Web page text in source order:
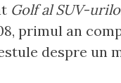
Golf al SUV-
primul an
despre un